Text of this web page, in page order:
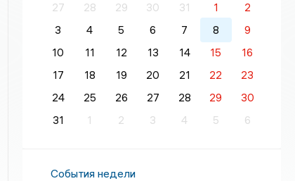
27
28 29 30 31 1
2
3
4 5 6 7 8
9
10
11 12 13 14 15
16
17
18 19 20 21 22
23
24
25 26 27 28 29
30
31
1 2 3 4 5 6
События недели